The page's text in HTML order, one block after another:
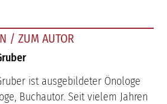
/ ZUM AUTOR
ist ausgebildeter Önologe
Buchautor. Seit vielem Jahren